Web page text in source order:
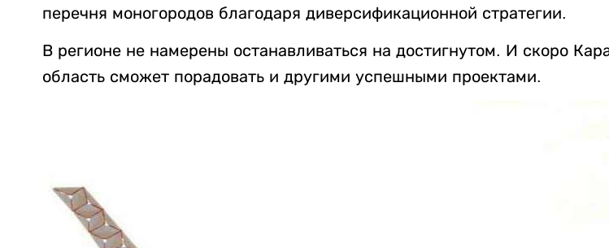
перечня моногородов благодаря диверсификационной стратегии.
В регионе не намерены останавливаться на достигнутом. И скоро
область сможет порадовать и другими успешными проектами.